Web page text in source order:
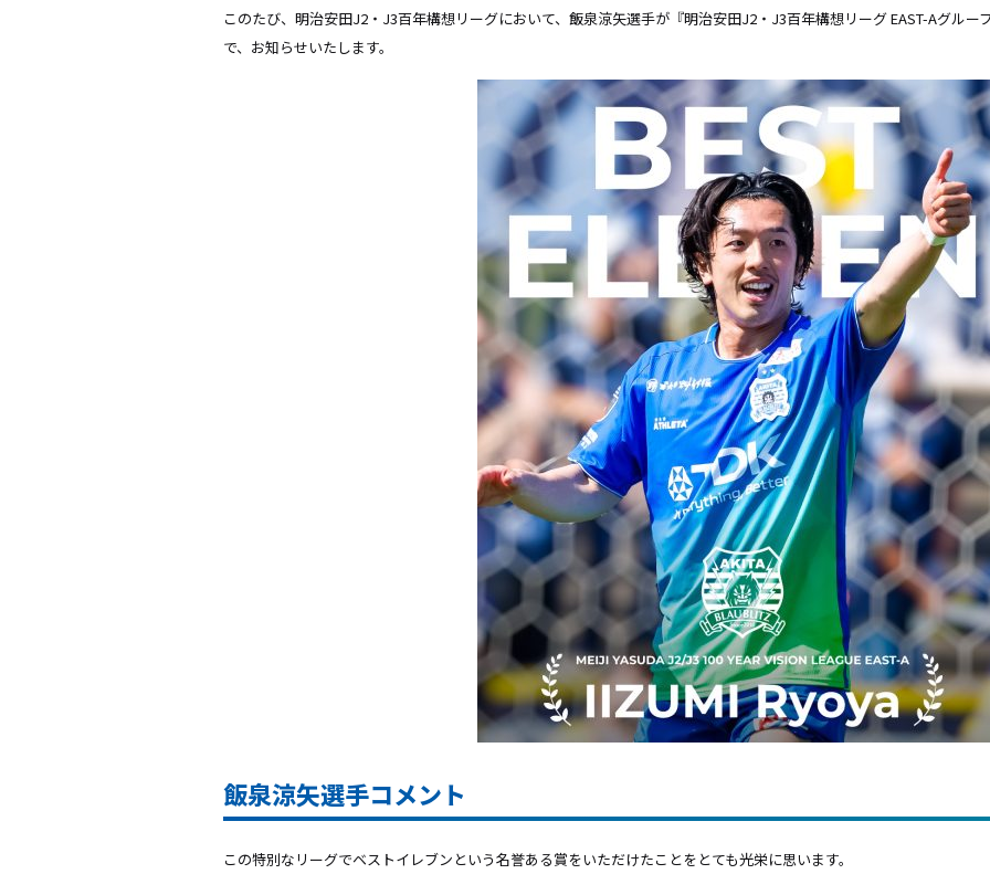
このたび、明治安田J2・J3百年構想リーグにおいて、飯泉涼矢選手が『明治安田J2・J3百年構想リーグ EAST-Aグル
で、お知らせいたします。
飯泉涼矢選手コメント
この特別なリーグでベストイレブンという名誉ある賞をいただけたことをとても光栄に思います。